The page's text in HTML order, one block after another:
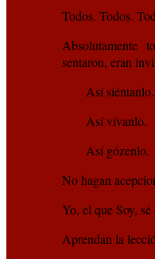
Todos. Todos.
Absolutamente
sentaron, eran
Así siéntanlo.
Así vívanlo.
Así gózenlo.
No hagan
Yo, el que Soy,
Aprendan la